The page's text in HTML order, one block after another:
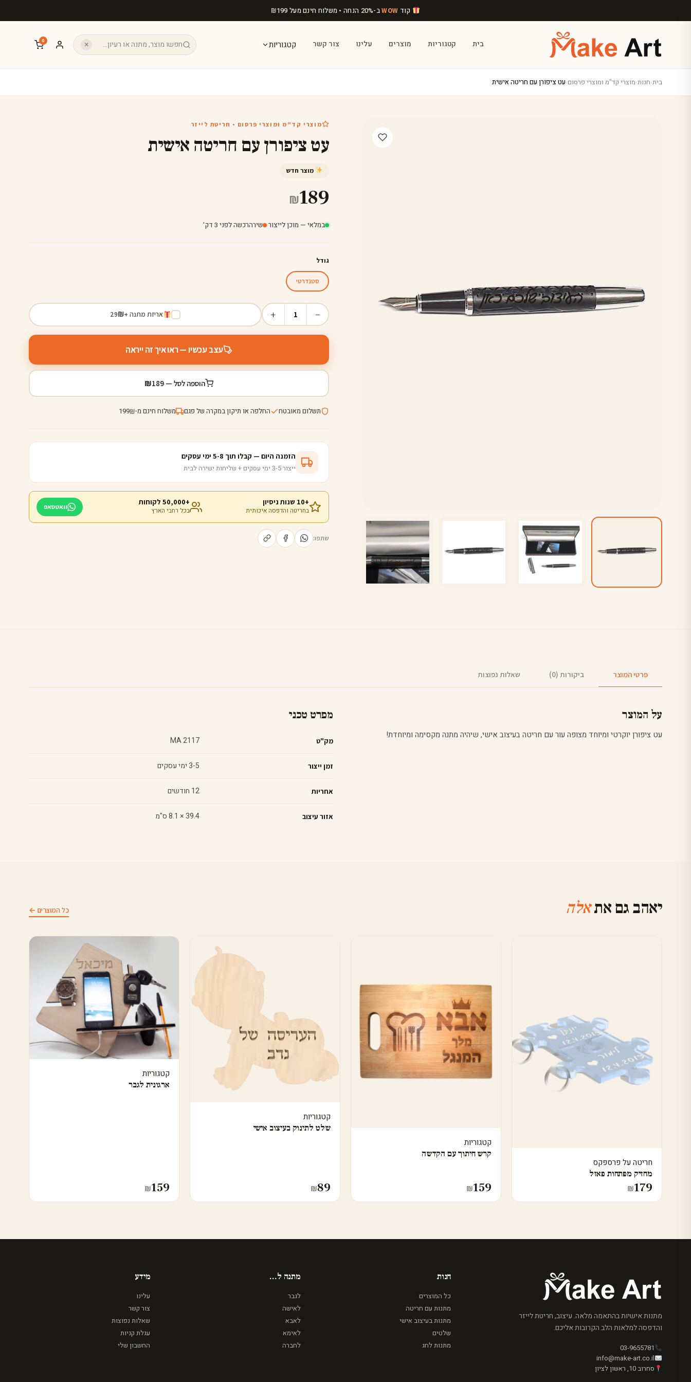
קוד WOWב-20% הנחה • משלוח חינם מעל ₪199
בית קטגוריות מוצרים עלינו צור קשר קטגוריות ×
0
בית›חנות›מוצרי קד"מ ומוצרי פרסום›עט ציפורן עם חריטה אישית
מוצרי קד"מ ומוצרי פרסום • חריטת לייזר
עט ציפורן עם חריטה אישית
מוצר חדש
₪189
במלאי — מוכן לייצור· שירהרכשה לפני 3 דק'
גודל
סטנדרטי
−
1
+ אריזת מתנה +₪
29
עצב עכשיו — ראו איך זה ייראה
הוספה לסל — ₪189
תשלום מאובטח החלפה או תיקון במקרה של פגם משלוח חינם מ-₪
199
הזמנה היום — קבלו תוך 5-8 ימי עסקים
ייצור 3-5 ימי עסקים + שליחות ישירה לבית
+10 שנות ניסיון
בחריטה והדפסה איכותית
+50,000 לקוחות
בכל רחבי הארץ
וואטסאפ
שתפו:
פרטי המוצר ביקורות (0) שאלות נפוצות
על המוצר
עט ציפורן יוקרטי ומיוחד מצופה עור עם חריטה בעיצוב אישי, שיהיה מתנה מקסימה ומיוחדת!
מפרט טכני
מק"ט MA 2117
זמן ייצור 3-5 ימי עסקים
אחריות 12 חודשים
אזור עיצוב 39.4 × 8.1 ס"מ
יאהב גם אתאלה כל המוצרים ←
חריטה על פרספקס
מחזיק מפתחות פאזל
₪179
קטגוריות
קרש חיתוך עם הקדשה
₪159
קטגוריות
שלט לתינוק בעיצוב אישי
₪89
קטגוריות
ארגונית לגבר
₪159
מתנות אישיות בהתאמה מלאה. עיצוב, חריטת לייזר
והדפסה למלאות הלב הקרובות אליכם.
03-9655781
info@make-art.co.il
סחרוב 10, ראשון לציון
חנות
כל המוצרים
מתנות עם חריטה
מתנות בעיצוב אישי
שלטים
מתנות לחג
מתנה ל...
לגבר
לאישה
לאבא
לאימא
לחברה
מידע
עלינו
צור קשר
שאלות נפוצות
עגלת קניות
החשבון שלי